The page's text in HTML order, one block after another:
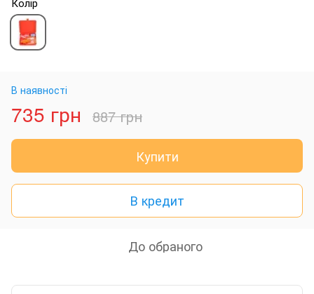
В наявності
735 грн 887 грн
Купити
В кредит
До обраного